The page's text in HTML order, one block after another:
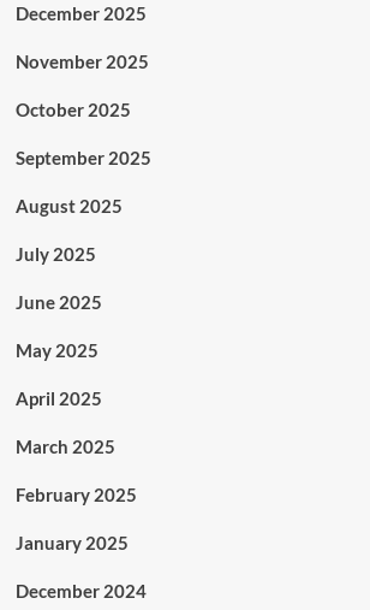
December 2025
November 2025
October 2025
September 2025
August 2025
July 2025
June 2025
May 2025
April 2025
March 2025
February 2025
January 2025
December 2024